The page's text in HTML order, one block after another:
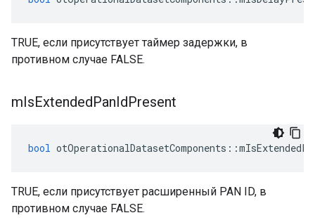
TRUE, если присутствует таймер задержки, в
противном случае FALSE.
mIsExtendedPanIdPresent
bool otOperationalDatasetComponents ::
TRUE, если присутствует расширенный PAN ID, в
противном случае FALSE.